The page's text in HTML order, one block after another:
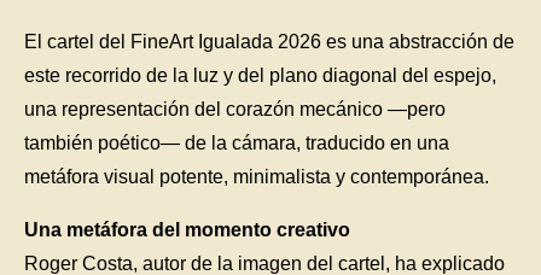
El cartel del FineArt Igualada 2026 es una abstracción de
este recorrido de la luz y del plano diagonal del espejo,
una representación del corazón mecánico —pero
también poético— de la cámara, traducido en una
metáfora visual potente, minimalista y contemporánea.
Una metáfora del momento creativo
Roger Costa, autor de la imagen del cartel, ha explicado